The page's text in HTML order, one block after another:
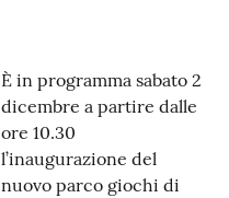
È in programma sabato 2
dicembre a partire dalle
ore 10.30
l’inaugurazione del
nuovo parco giochi di